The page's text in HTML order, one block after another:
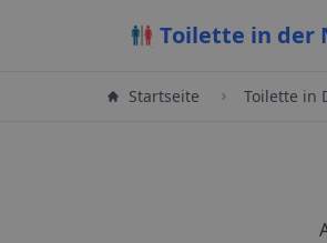
Toilette in der
Startseite Toilette in